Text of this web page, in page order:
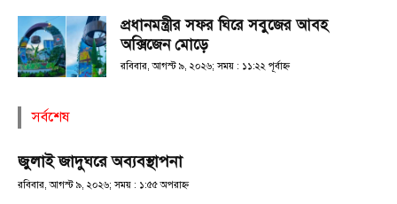
প্রধানমন্ত্রীর সফর ঘিরে সবুজের আবহ
অক্সিজেন মোড়ে
রবিবার, আগস্ট ৯, ২০২৬; সময় : ১১:২২ পূর্বাহ্ণ
সর্বশেষ
জুলাই জাদুঘরে অব্যবস্থাপনা
রবিবার, আগস্ট ৯, ২০২৬; সময় : ১:৫৫ অপরাহ্ণ